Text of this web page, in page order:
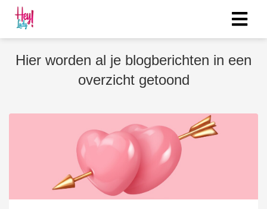
Hier worden al je blogberichten in een
overzicht getoond